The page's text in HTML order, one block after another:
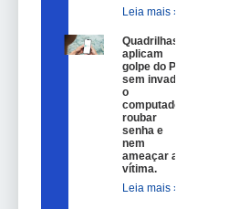
Leia mais »
Quadrilhas
aplicam
golpe do Pix
sem invadir
o
computador,
roubar
senha e
nem
ameaçar a
vítima.
Leia mais »